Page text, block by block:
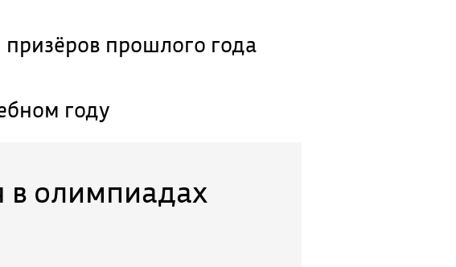
прошлого года
году
в олимпиадах